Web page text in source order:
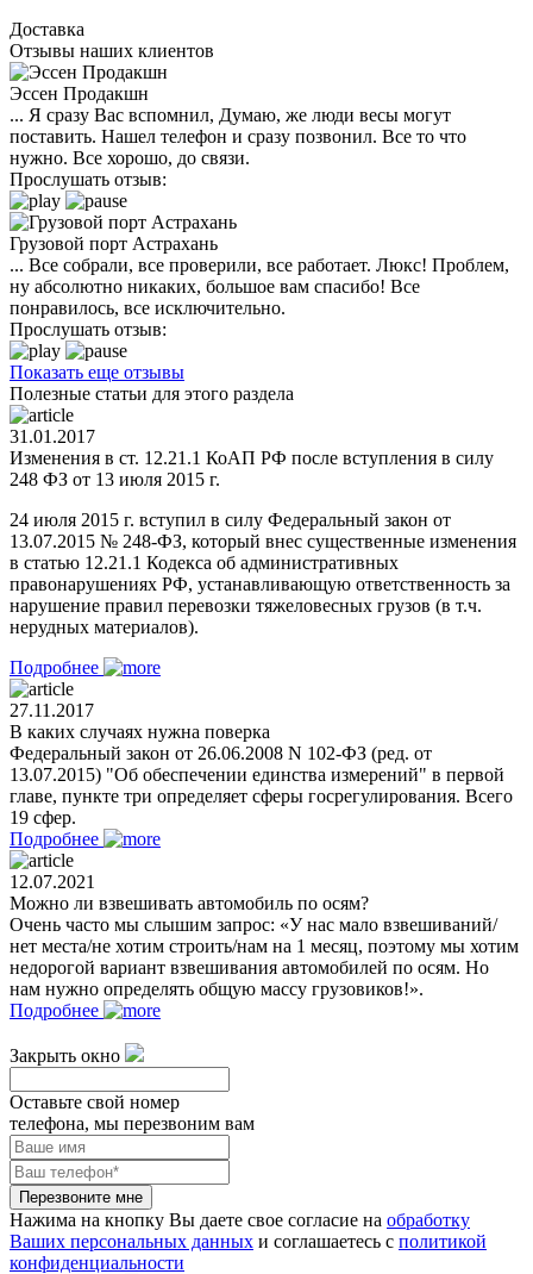
Доставка
Отзывы наших клиентов
Эссен Продакшн
... Я сразу Вас вспомнил, Думаю, же люди весы могут
поставить. Нашел телефон и сразу позвонил. Все то что
нужно. Все хорошо, до связи.
Прослушать отзыв:
Грузовой порт Астрахань
... Все собрали, все проверили, все работает. Люкс! Проблем,
ну абсолютно никаких, большое вам спасибо! Все
понравилось, все исключительно.
Прослушать отзыв:
Показать еще отзывы
Полезные статьи для этого раздела
31.01.2017
Изменения в ст. 12.21.1 КоАП РФ после вступления в силу
248 ФЗ от 13 июля 2015 г.
24 июля 2015 г. вступил в силу Федеральный закон от
13.07.2015 № 248-ФЗ, который внес существенные изменения
в статью 12.21.1 Кодекса об административных
правонарушениях РФ, устанавливающую ответственность за
нарушение правил перевозки тяжеловесных грузов (в т.ч.
нерудных материалов).
Подробнее
27.11.2017
В каких случаях нужна поверка
Федеральный закон от 26.06.2008 N 102-ФЗ (ред. от
13.07.2015) "Об обеспечении единства измерений" в первой
главе, пункте три определяет сферы госрегулирования. Всего
19 сфер.
Подробнее
12.07.2021
Можно ли взвешивать автомобиль по осям?
Очень часто мы слышим запрос: «У нас мало взвешиваний/
нет места/не хотим строить/нам на 1 месяц, поэтому мы хотим
недорогой вариант взвешивания автомобилей по осям. Но
нам нужно определять общую массу грузовиков!».
Подробнее
Закрыть окно
Оставьте свой номер
телефона, мы перезвоним вам
Перезвоните мне
Нажима на кнопку Вы даете свое согласие на обработку
Ваших персональных данных и соглашаетесь с политикой
конфиденциальности